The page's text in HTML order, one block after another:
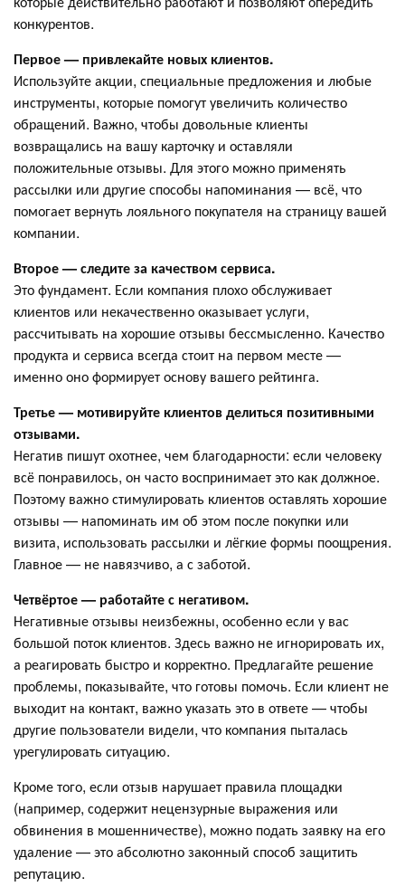
конкурентов.
Первое — привлекайте новых клиентов.
Используйте акции, специальные предложения и любые
инструменты, которые помогут увеличить количество
обращений. Важно, чтобы довольные клиенты
возвращались на вашу карточку и оставляли
положительные отзывы. Для этого можно применять
рассылки или другие способы напоминания — всё, что
помогает вернуть лояльного покупателя на страницу вашей
компании.
Второе — следите за качеством сервиса.
Это фундамент. Если компания плохо обслуживает
клиентов или некачественно оказывает услуги,
рассчитывать на хорошие отзывы бессмысленно. Качество
продукта и сервиса всегда стоит на первом месте —
именно оно формирует основу вашего рейтинга.
Третье — мотивируйте клиентов делиться позитивными
отзывами.
Негатив пишут охотнее, чем благодарности: если человеку
всё понравилось, он часто воспринимает это как должное.
Поэтому важно стимулировать клиентов оставлять хорошие
отзывы — напоминать им об этом после покупки или
визита, использовать рассылки и лёгкие формы поощрения.
Главное — не навязчиво, а с заботой.
Четвёртое — работайте с негативом.
Негативные отзывы неизбежны, особенно если у вас
большой поток клиентов. Здесь важно не игнорировать их,
а реагировать быстро и корректно. Предлагайте решение
проблемы, показывайте, что готовы помочь. Если клиент не
выходит на контакт, важно указать это в ответе — чтобы
другие пользователи видели, что компания пыталась
урегулировать ситуацию.
Кроме того, если отзыв нарушает правила площадки
(например, содержит нецензурные выражения или
обвинения в мошенничестве), можно подать заявку на его
удаление — это абсолютно законный способ защитить
репутацию.